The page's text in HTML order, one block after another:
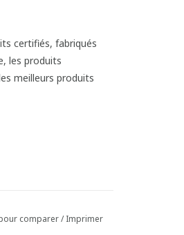
comparer/Imprimer